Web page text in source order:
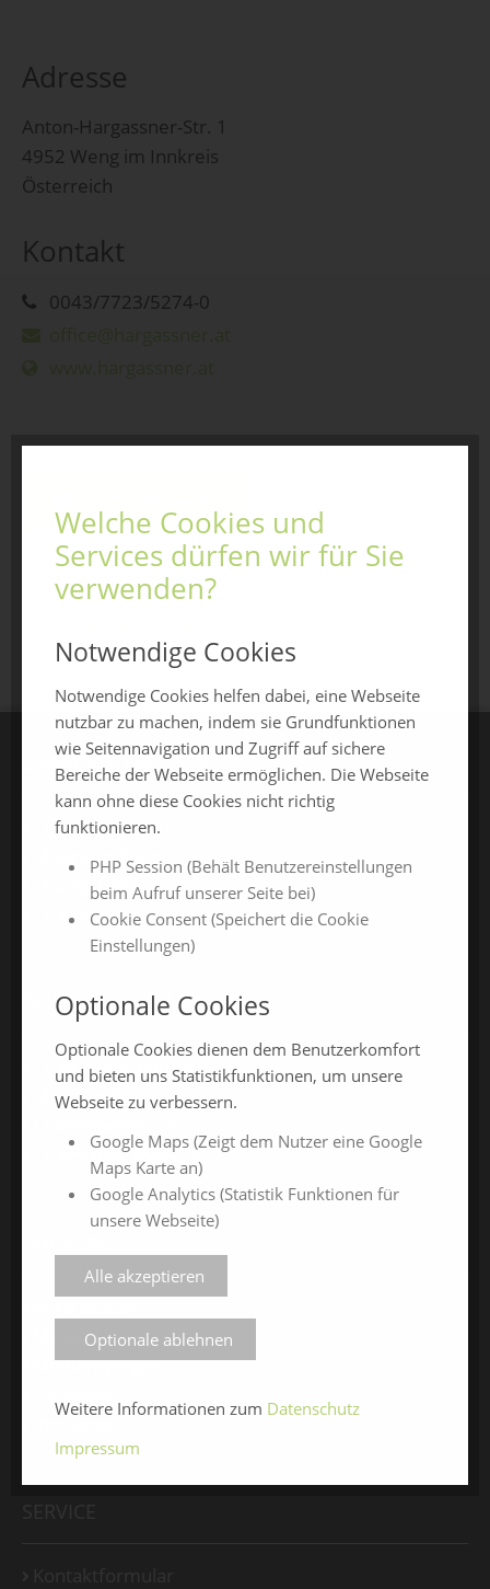
Adresse
Anton-Hargassner-Str. 1
4952 Weng im Innkreis
Österreich
Kontakt
0043/7723/5274-0
CHAMLAND MESSEN
ChamlandSchau
ChamLandleben
ChamlandBau
ChamlandCareer
ONLINE-JAHRESMESSEN
ChamlandSchau24
ChamlandVital24
ChamlandCareer24
Messe-News
Medienspiegel
Welche Cookies und
Services dürfen wir für Sie
verwenden?
Notwendige Cookies
Notwendige Cookies helfen dabei, eine Webseite
nutzbar zu machen, indem sie Grundfunktionen
wie Seitennavigation und Zugriff auf sichere
Bereiche der Webseite ermöglichen. Die Webseite
kann ohne diese Cookies nicht richtig
funktionieren.
PHP Session (Behält Benutzereinstellungen
beim Aufruf unserer Seite bei)
Cookie Consent (Speichert die Cookie
Einstellungen)
Optionale Cookies
Optionale Cookies dienen dem Benutzerkomfort
und bieten uns Statistikfunktionen, um unsere
Webseite zu verbessern.
Google Maps (Zeigt dem Nutzer eine Google
Maps Karte an)
Google Analytics (Statistik Funktionen für
unsere Webseite)
Alle akzeptieren
Optionale ablehnen
Weitere Informationen zum Datenschutz
Impressum